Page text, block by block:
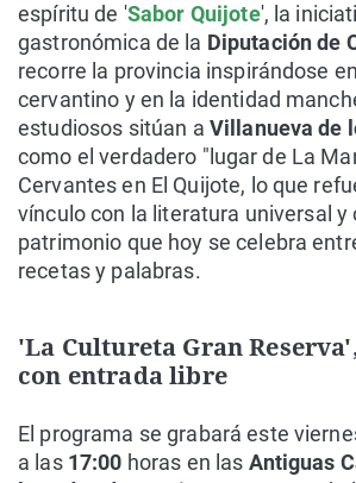
espíritu de 'Sabor Quijote', la
gastronómica de la Diputación de
recorre la provincia inspirándose
cervantino y en la identidad
estudiosos sitúan a Villanueva de
como el verdadero "lugar de La
Cervantes en El Quijote, lo que
vínculo con la literatura universal y
patrimonio que hoy se celebra
recetas y palabras.
'La Cultureta Gran
con entrada libre
El programa se grabará este
a las 17:00 horas en las Antiguas